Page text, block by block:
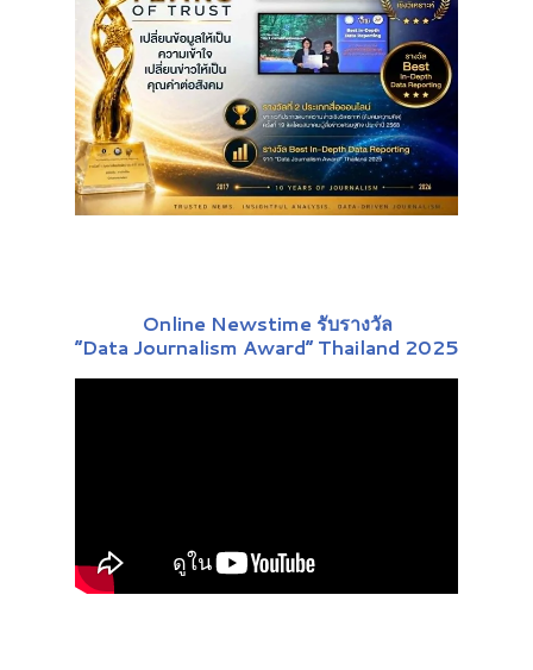
Online Newstime รับรางวัล
“Data Journalism Award” Thailand 2025